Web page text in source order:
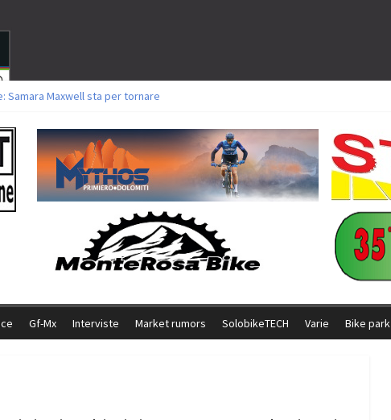
Samara Maxwell sta per tornare
vittorie per Ghibaudo, Grossmann e Gallis. Signorelli 5^ la migliore tra gli italiani
Bike della Brianza: l’ultima sfida agonistica di una leggendaria storia
il Team Relay firma il secondo argento azzurro a Monteceneri
Gf-Mx Interviste Market rumors SolobikeTECH Varie Bike park